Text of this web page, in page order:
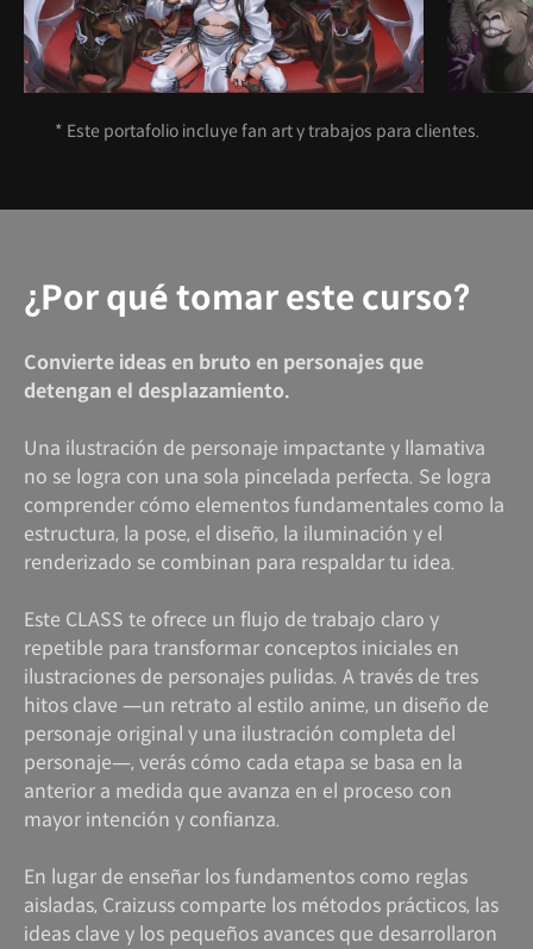
* Este portafolio incluye fan art y trabajos para clientes.
¿Por qué tomar este curso?
Convierte ideas en bruto en personajes que
detengan el desplazamiento.
Una ilustración de personaje impactante y llamativa
no se logra con una sola pincelada perfecta. Se logra
comprender cómo elementos fundamentales como la
estructura, la pose, el diseño, la iluminación y el
renderizado se combinan para respaldar tu idea.
Este CLASS te ofrece un flujo de trabajo claro y
repetible para transformar conceptos iniciales en
ilustraciones de personajes pulidas. A través de tres
hitos clave —un retrato al estilo anime, un diseño de
personaje original y una ilustración completa del
personaje—, verás cómo cada etapa se basa en la
anterior a medida que avanza en el proceso con
mayor intención y confianza.
En lugar de enseñar los fundamentos como reglas
aisladas, Craizuss comparte los métodos prácticos, las
ideas clave y los pequeños avances que desarrollaron